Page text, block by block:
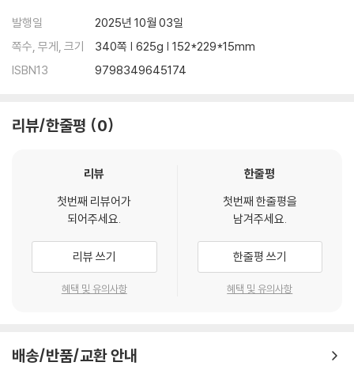
발행일
2025년 10월 03일
쪽수, 무게, 크기
340쪽 | 625g | 152*229*15mm
ISBN13
9798349645174
리뷰/한줄평 0
리뷰
첫번째 리뷰어가
되어주세요.
리뷰 쓰기
혜택 및 유의사항
한줄평
첫번째 한줄평을
남겨주세요.
한줄평 쓰기
혜택 및 유의사항
배송/반품/교환 안내